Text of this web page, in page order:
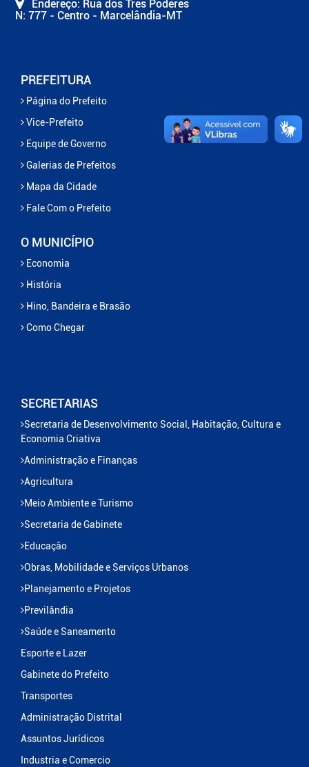
Endereço: Rua dos Três Poderes
N: 777 - Centro - Marcelândia-MT
PREFEITURA
Página do Prefeito
Vice-Prefeito
Equipe de Governo
Galerias de Prefeitos
Mapa da Cidade
Fale Com o Prefeito
O MUNICÍPIO
Economia
História
Hino, Bandeira e Brasão
Como Chegar
SECRETARIAS
Secretaria de Desenvolvimento Social, Habitação, Cultura e
Economia Criativa
Administração e Finanças
Agricultura
Meio Ambiente e Turismo
Secretaria de Gabinete
Educação
Obras, Mobilidade e Serviços Urbanos
Planejamento e Projetos
Previlândia
Saúde e Saneamento
Esporte e Lazer
Gabinete do Prefeito
Transportes
Administração Distrital
Assuntos Jurídicos
Industria e Comercio